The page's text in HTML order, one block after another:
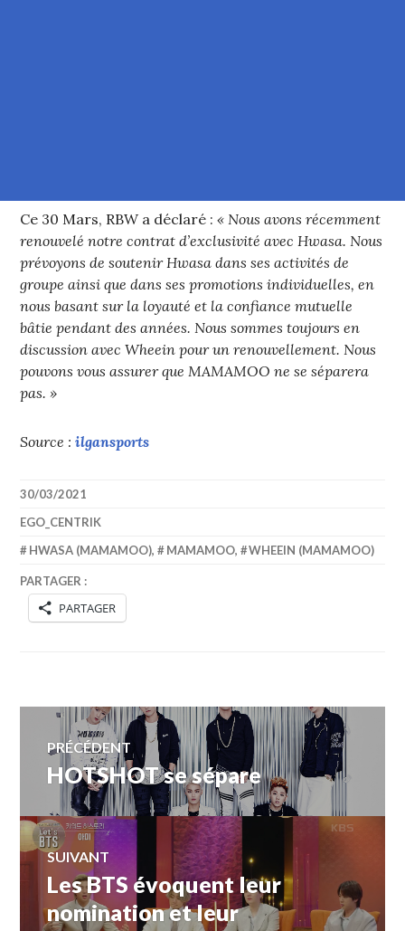
Ce 30 Mars, RBW a déclaré :« Nous avons récemment
renouvelé notre contrat d’exclusivité avec Hwasa. Nous
prévoyons de soutenir Hwasa dans ses activités de
groupe ainsi que dans ses promotions individuelles, en
nous basant sur la loyauté et la confiance mutuelle
bâtie pendant des années. Nous sommes toujours en
discussion avec Wheein pour un renouvellement. Nous
pouvons vous assurer que MAMAMOO ne se séparera
pas. »
Source :ilgansports
30/03/2021
EGO_CENTRIK
HWASA (MAMAMOO), MAMAMOO, WHEEIN (MAMAMOO)
PARTAGER :
PARTAGER
Navigation
de
l’article
PRÉCÉDENT
Article
précédent :
HOTSHOT se sépare
SUIVANT
Article
Suivant:
Les BTS évoquent leur
nomination et leur